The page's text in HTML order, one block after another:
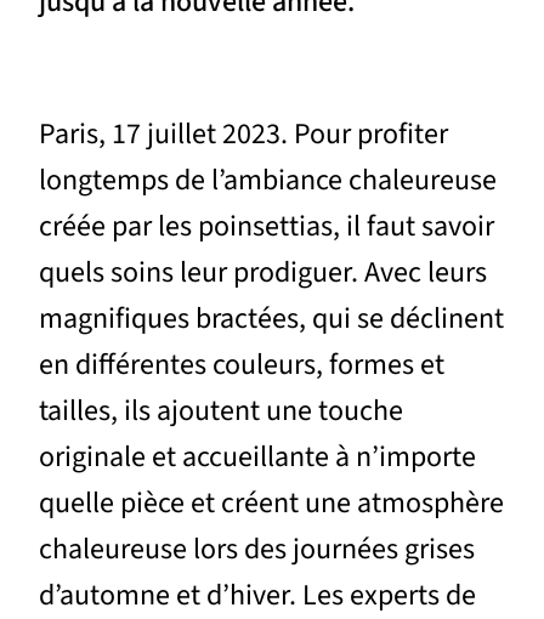
Paris, 17 juillet 2023. Pour profiter
longtemps de l’ambiance chaleureuse
créée par les poinsettias, il faut savoir
quels soins leur prodiguer. Avec leurs
magnifiques bractées, qui se déclinent
en différentes couleurs, formes et
tailles, ils ajoutent une touche
originale et accueillante à n’importe
quelle pièce et créent une atmosphère
chaleureuse lors des journées grises
d’automne et d’hiver. Les experts de